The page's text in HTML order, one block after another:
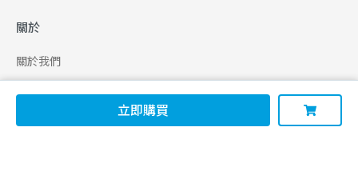
立即購買
關於
關於我們
合作申請